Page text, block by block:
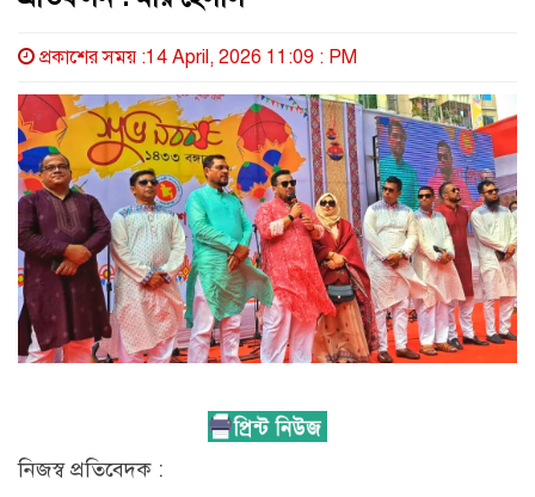
প্রকাশের সময় :14 April, 2026 11:09 : PM
নিজস্ব প্রতিবেদক :